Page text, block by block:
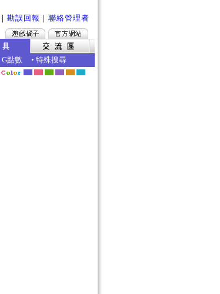
｜ 勘誤回報 ｜ 聯絡管理者
G點數 • 特殊搜尋